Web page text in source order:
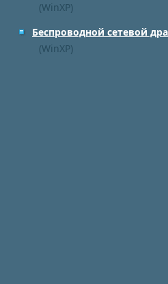
(WinXP)
Беспроводной сетевой
(WinXP)